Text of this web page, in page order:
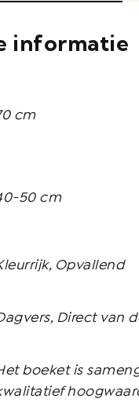
informatie
cm
50 cm
Opvallend
Direct van
boeket is